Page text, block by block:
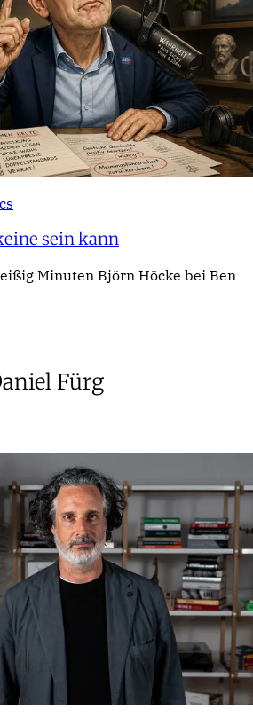
sein kann
Minuten Björn Höcke bei Ben
Fürg